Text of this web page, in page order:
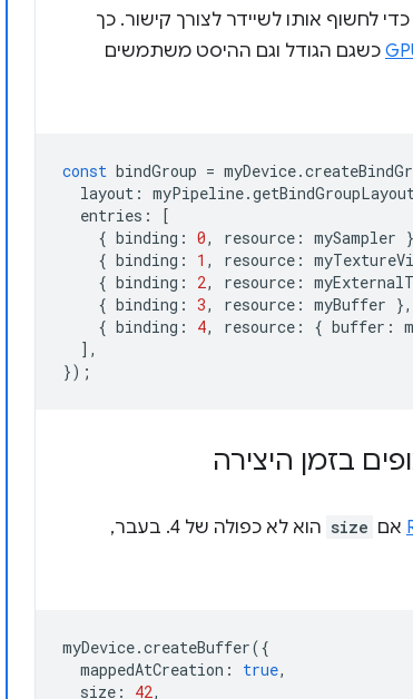
כדי לחשוף אותו לשיידר לצורך קישור. כך
כשגם הגודל וגם ההיסט משתמשים
const bindGroup = myDevice.
layout : myPipeline.
entries :
[
{ binding : 0, resource : mySampler
{ binding : 1 , resource :
{ binding : 2, resource :
{ binding : 3, resource : myBuffer },
{ binding : 4, resource : { buffer :
],
});
בזמן היצירה
אם size
הוא לא כפולה של 4. בעבר,
myDevice.createBuffer({
mappedAtCreation : true,
size : 42,